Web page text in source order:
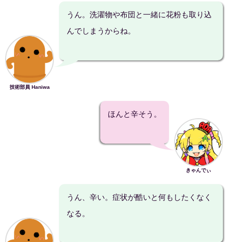
技術部員 Haniwa
うん。洗濯物や布団と一緒に花粉も取り込
んでしまうからね。
ほんと辛そう。
きゃんでぃ
うん、辛い。症状が酷いと何もしたくなく
なる。